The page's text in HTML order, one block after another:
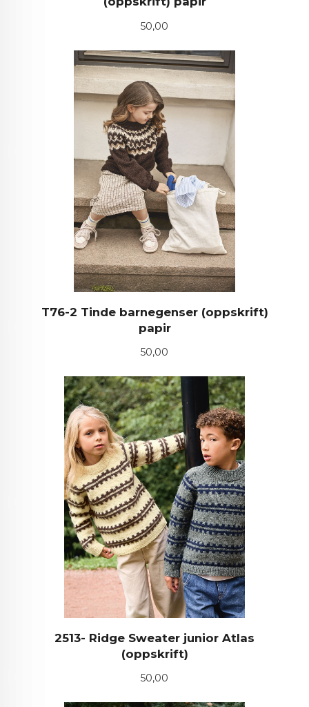
Pris
50,00
T76-2 Tinde barnegenser (oppskrift)
papir
Pris
50,00
2513- Ridge Sweater junior Atlas
(oppskrift)
Pris
50,00